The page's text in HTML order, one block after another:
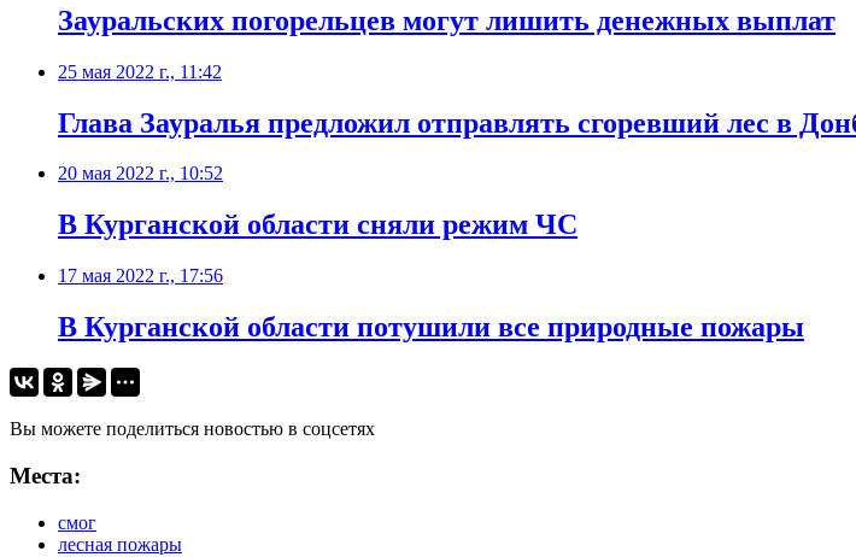
Зауральских погорельцев могут лишить денежных выплат
25 мая 2022 г., 11:42
Глава Зауралья предложил отправлять сгоревший лес в
20 мая 2022 г., 10:52
В Курганской области сняли режим ЧС
17 мая 2022 г., 17:56
В Курганской области потушили все природные пожары
Вы можете поделиться новостью в соцсетях
Места:
смог
лесная пожары